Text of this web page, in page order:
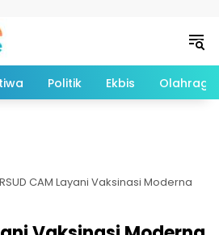
Politik Ekbis Olahraga
RSUD CAM Layani Vaksinasi Moderna